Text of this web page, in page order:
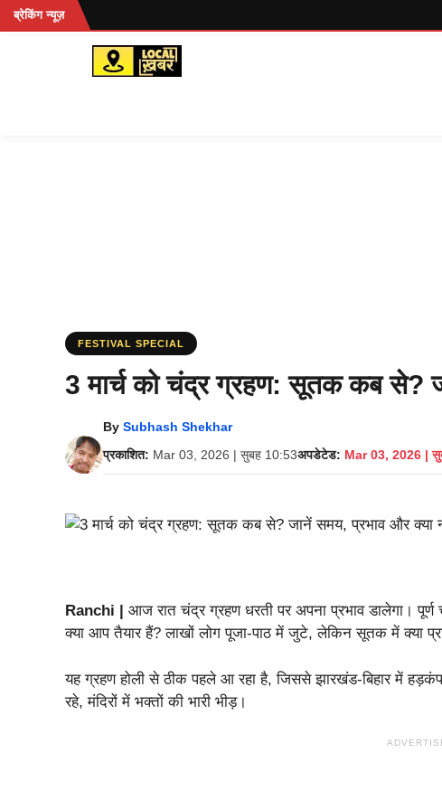
Skip
to
ब्रेकिंग न्यूज़
FESTIVAL SPECIAL
3 मार्च को चंद्र ग्रहण: सूतक कब से?
By Subhash Shekhar
प्रकाशित: Mar 03, 2026 | सुबह 10:53अपडेटेड: Mar 03, 2026 |
Ranchi | आज रात चंद्र ग्रहण धरती पर अपना प्रभाव डालेगा।
क्या आप तैयार हैं? लाखों लोग पूजा-पाठ में जुटे, लेकिन सूतक में क्या
यह ग्रहण होली से ठीक पहले आ रहा है, जिससे झारखंड-बिहार में हड़कंप
रहे, मंदिरों में भक्तों की भारी भीड़।